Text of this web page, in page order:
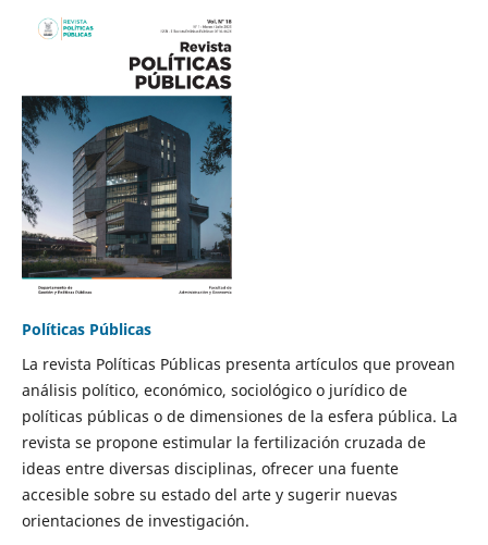
Políticas Públicas
La revista Políticas Públicas presenta artículos que provean
análisis político, económico, sociológico o jurídico de
políticas públicas o de dimensiones de la esfera pública. La
revista se propone estimular la fertilización cruzada de
ideas entre diversas disciplinas, ofrecer una fuente
accesible sobre su estado del arte y sugerir nuevas
orientaciones de investigación.